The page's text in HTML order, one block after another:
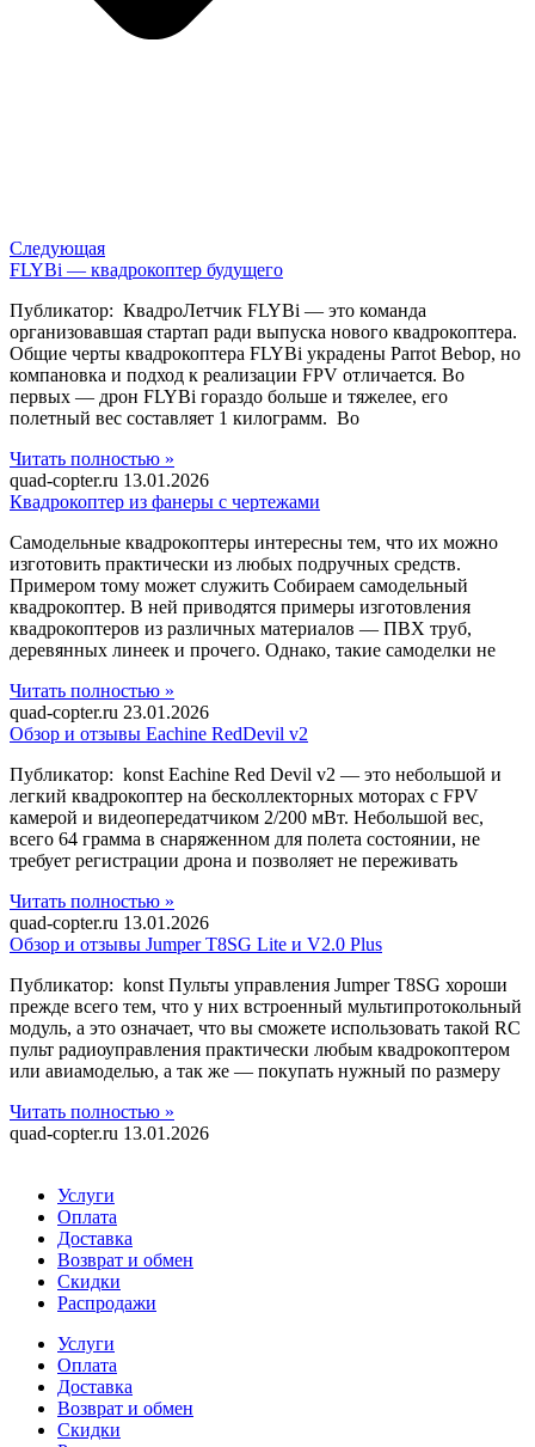
Следующая
FLYBi — квадрокоптер будущего
Публикатор: КвадроЛетчик FLYBi — это команда
организовавшая стартап ради выпуска нового квадрокоптера.
Общие черты квадрокоптера FLYBi украдены Parrot Bebop, но
компановка и подход к реализации FPV отличается. Во
первых — дрон FLYBi гораздо больше и тяжелее, его
полетный вес составляет 1 килограмм. Во
Читать полностью »
quad-copter.ru 13.01.2026
Квадрокоптер из фанеры с чертежами
Самодельные квадрокоптеры интересны тем, что их можно
изготовить практически из любых подручных средств.
Примером тому может служить Собираем самодельный
квадрокоптер. В ней приводятся примеры изготовления
квадрокоптеров из различных материалов — ПВХ труб,
деревянных линеек и прочего. Однако, такие самоделки не
Читать полностью »
quad-copter.ru 23.01.2026
Обзор и отзывы Eachine RedDevil v2
Публикатор: konst Eachine Red Devil v2 — это небольшой и
легкий квадрокоптер на бесколлекторных моторах с FPV
камерой и видеопередатчиком 2/200 мВт. Небольшой вес,
всего 64 грамма в снаряженном для полета состоянии, не
требует регистрации дрона и позволяет не переживать
Читать полностью »
quad-copter.ru 13.01.2026
Обзор и отзывы Jumper T8SG Lite и V2.0 Plus
Публикатор: konst Пульты управления Jumper T8SG хороши
прежде всего тем, что у них встроенный мультипротокольный
модуль, а это означает, что вы сможете использовать такой RC
пульт радиоуправления практически любым квадрокоптером
или авиамоделью, а так же — покупать нужный по размеру
Читать полностью »
quad-copter.ru 13.01.2026
Услуги
Оплата
Доставка
Возврат и обмен
Скидки
Распродажи
Услуги
Оплата
Доставка
Возврат и обмен
Скидки